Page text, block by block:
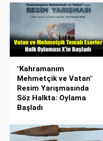
"Kahramanım
Mehmetçik ve Vatan"
Resim Yarışmasında
Söz Halkta: Oylama
Başladı